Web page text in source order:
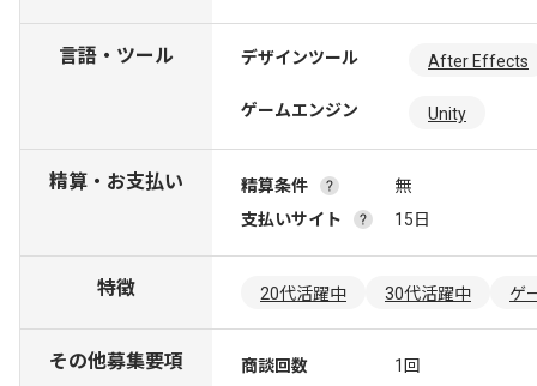
言語・ツール デザインツール After Effects
ゲームエンジン Unity
精算・お支払い 精算条件
無
支払いサイト
15日
特徴 20代活躍中 30代活躍中 ゲ
その他募集要項 商談回数
1回